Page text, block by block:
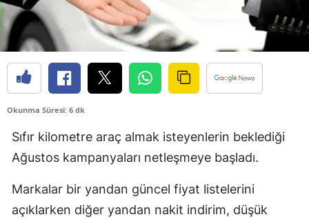
Okunma Süresi: 6 dk
Sıfır kilometre araç almak isteyenlerin beklediği
Ağustos kampanyaları netleşmeye başladı.
Markalar bir yandan güncel fiyat listelerini
açıklarken diğer yandan nakit indirim, düşük